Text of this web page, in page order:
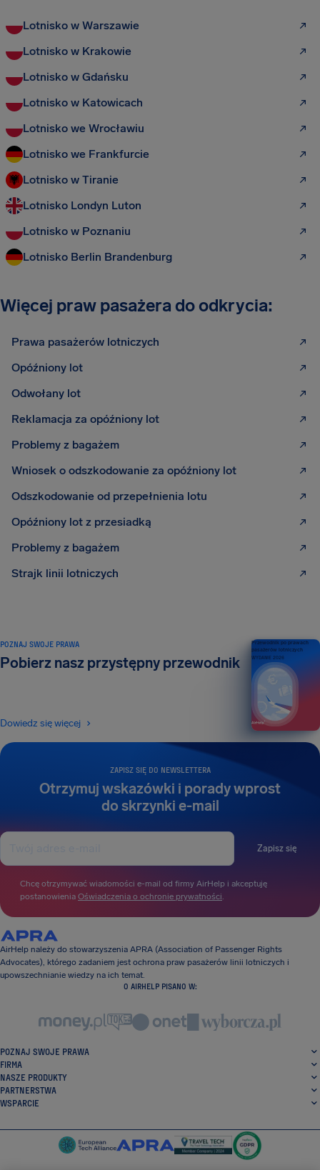
Lotnisko w Warszawie
Lotnisko w Krakowie
Lotnisko w Gdańsku
Lotnisko w Katowicach
Lotnisko we Wrocławiu
Lotnisko we Frankfurcie
Lotnisko w Tiranie
Lotnisko Londyn Luton
Lotnisko w Poznaniu
Lotnisko Berlin Brandenburg
Więcej praw pasażera do odkrycia:
Prawa pasażerów lotniczych
Opóźniony lot
Odwołany lot
Reklamacja za opóźniony lot
Problemy z bagażem
Wniosek o odszkodowanie za opóźniony lot
Odszkodowanie od przepełnienia lotu
Opóźniony lot z przesiadką
Problemy z bagażem
Strajk linii lotniczych
ZAPISZ SIĘ DO NEWSLETTERA
Otrzymuj wskazówki i porady wprost
do skrzynki e-mail
Zapisz się
Chcę otrzymywać wiadomości e-mail od firmy AirHelp i akceptuję
postanowienia Oświadczenia o ochronie prywatności.
POZNAJ SWOJE PRAWA
Pobierz nasz przystępny przewodnik
Dowiedz się więcej
Przewodnik po prawach
pasażerów lotniczych
WYDANIE 2026
AirHelp należy do stowarzyszenia APRA (Association of Passenger Rights
Advocates), którego zadaniem jest ochrona praw pasażerów linii lotniczych i
upowszechnianie wiedzy na ich temat.
O AIRHELP PISANO W:
POZNAJ SWOJE PRAWA
FIRMA
NASZE PRODUKTY
PARTNERSTWA
WSPARCIE